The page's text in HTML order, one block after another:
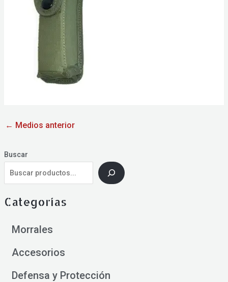
Buscar
Categorías
Morrales
Accesorios
Defensa y Protección
← Medios anterior